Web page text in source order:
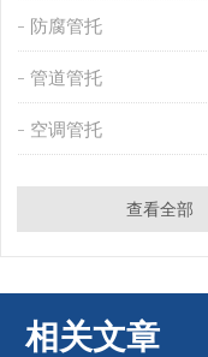
防腐管托
管道管托
空调管托
查看全部
相关文章